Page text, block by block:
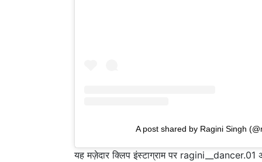
A post shared by Ragini Singh
यह मज़ेदार क्लिप इंस्टाग्राम पर